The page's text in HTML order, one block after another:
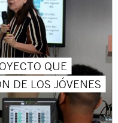
QUE
DE LOS JÓVENES